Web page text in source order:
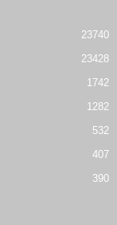
23740
23428
1742
1282
532
407
390